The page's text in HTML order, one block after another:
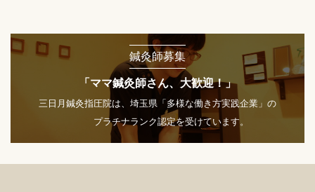
鍼灸師募集
「ママ鍼灸師さん、大歓迎！」
三日月鍼灸指圧院は、埼玉県「多様な働き方実践企業」の
プラチナランク認定を受けています。